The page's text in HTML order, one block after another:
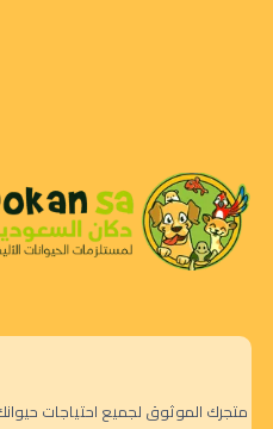
متجرك الموثوق لجميع احتياجات
بت لوف